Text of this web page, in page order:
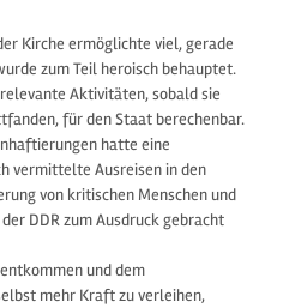
Kirche ermöglichte viel, gerade
zum Teil heroisch behauptet.
Aktivitäten, sobald sie
für den Staat berechenbar.
hatte eine
vermittelte Ausreisen in den
von kritischen Menschen und
DDR zum Ausdruck gebracht
und dem
mehr Kraft zu verleihen,